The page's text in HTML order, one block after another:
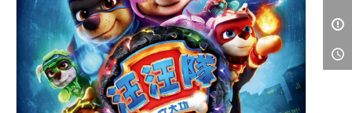
AD口述影像
LIVE演唱會